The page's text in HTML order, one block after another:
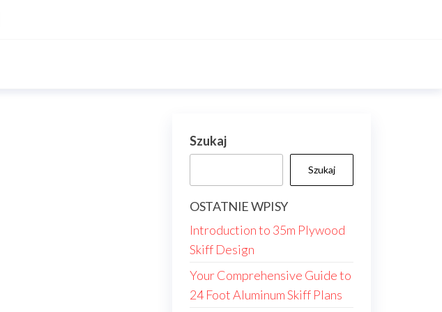
Szukaj
Szukaj
OSTATNIE WPISY
Introduction to 35m Plywood
Skiff Design
Your Comprehensive Guide to
24 Foot Aluminum Skiff Plans